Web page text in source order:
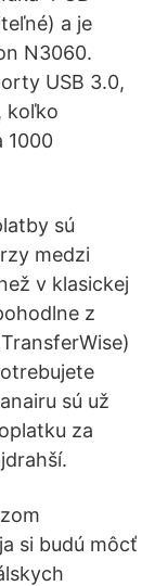
a je
N3060.
USB 3.0,
koľko
1000
sú
medzi
v klasickej
z
sú už
za
si budú môcť